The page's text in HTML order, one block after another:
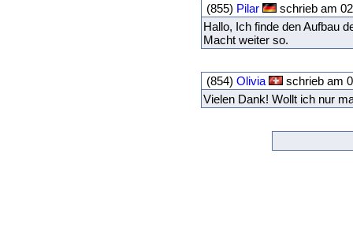
(855) Pilar
schrieb am
Hallo, Ich finde den Aufbau
Macht weiter so.
(854) Olivia
schrieb am
Vielen Dank! Wollt ich nur